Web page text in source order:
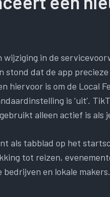
wijziging in de
stond dat de app
hiervoor is om de
is ‘uit’.
alleen actief is als
als tabblad op het
tot reizen,
en lokale